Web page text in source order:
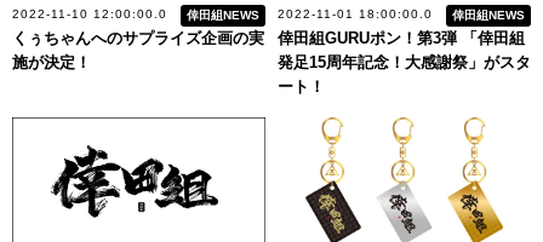
2022-11-10 12:00:00.0 倖田組NEWS
くぅちゃんへのサプライズ企画の実
施が決定！
2022-11-01 18:00:00.0 倖田組NEWS
倖田組GURUポン！第3弾 「倖田組
発足15周年記念！大感謝祭」がスタ
ート！